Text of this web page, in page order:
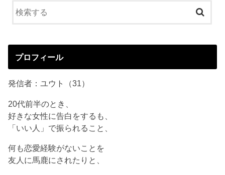
プロフィール
発信者：ユウト（31）
20代前半のとき、
好きな女性に告白をするも、
「いい人」で振られること、
何も恋愛経験がないことを
友人に馬鹿にされたりと、